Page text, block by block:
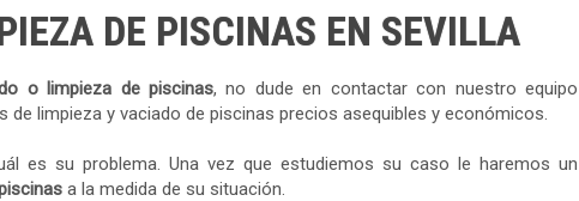
DE PISCINAS EN SEVILLA
o limpieza de piscinas, no dude en contactar con nuestro equipo
limpieza y vaciado de piscinas precios asequibles y económicos.
es su problema. Una vez que estudiemos su caso le haremos un
a la medida de su situación.